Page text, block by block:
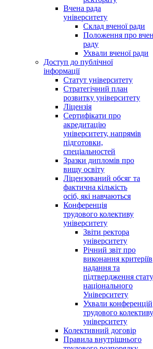
Вчена рада
університету
Склад вченої ради
Положення про
раду
Ухвали вченої ради
Доступ до публічної
інформації
Статут університету
Стратегічний план
розвитку університету
Ліцензія
Сертифікати про
акредитацію
університету, напрямів
підготовки,
спеціальностей
Зразки дипломів про
вищу освіту
Ліцензований обсяг та
фактична кількість
осіб, які навчаються
Конференція
трудового колективу
університету
Звіти ректора
університету
Річний звіт про
виконання критеріїв
надання та
підтвердження
національного
Університету
Ухвали конференцій
трудового колективу
університету
Колективний договір
Правила внутрішнього